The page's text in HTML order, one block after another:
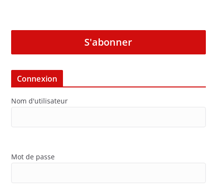
S'abonner
Connexion
Nom d'utilisateur
Mot de passe